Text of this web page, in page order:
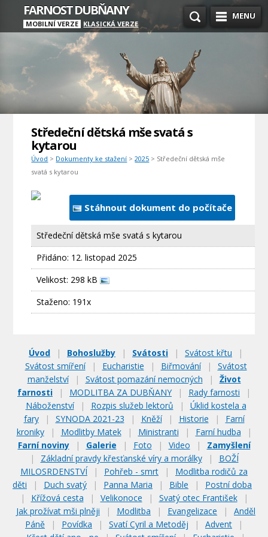
MENU
FARNOST DUBŇANY
MOBILNÍ VERZE KLASICKÁ VERZE
Středeční dětská mše svatá s
kytarou
Úvod > Dokumenty ke stažení >2025 > Středeční dětská mše
svatá s kytarou
Stáhnout dokument do počítače
Středeční dětská mše svatá s kytarou
Přidáno: 12. listopad 2025
Velikost: 298 kB
Staženo: 191x
Úvod | Bohoslužby | Svátosti | Svátost křtu
|
Svátost smíření
| Eucharistie | Biřmování |
Svátost
manželství
| Svátost pomazání nemocných |
Život
farnosti
| MODLITBA ZA DUBŇANY | Rady farnosti
|
Náboženství
| Rozpis služeb lektorů |
Úklid kostela a
fary
| SYNODA 2021-23 | Kněží | Historie |
Farní
kroniky
| Modlitby Matek | Ministranti | Farní hudba
|
Farní noviny
| Galerie | Foto | Video |
Zamyšlení
|
Základní pravdy křesťanské víry a morálky |
BOŽÍ
MILOSRDENSTVÍ
| Pohřeb - smrt |
Modlitba rodičů za
děti
| Duch svatý | Panna Maria | Bible |
Postní doba
|
Křížová cesta | Velikonoce | Svatý otec František
|
Jak prožívat mši plněji
| Modlitba | Evangelizace |
Anděl
Páně
| Povídka | Svatí Cyril a Metoděj | Advent
|